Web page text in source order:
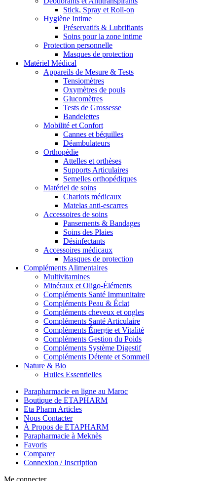
Stick, Spray et Roll-on
Hygiène Intime
Préservatifs & Lubrifiants
Soins pour la zone intime
Protection personnelle
Masques de protection
Matériel Médical
Appareils de Mesure & Tests
Tensiomètres
Oxymètres de pouls
Glucomètres
Tests de Grossesse
Bandelettes
Mobilité et Confort
Cannes et béquilles
Déambulateurs
Orthopédie
Attelles et orthèses
Supports Articulaires
Semelles orthopédiques
Matériel de soins
Chariots médicaux
Matelas anti-escarres
Accessoires de soins
Pansements & Bandages
Soins des Plaies
Désinfectants
Accessoires médicaux
Masques de protection
Compléments Alimentaires
Multivitamines
Minéraux et Oligo-Éléments
Compléments Santé Immunitaire
Compléments Peau & Éclat
Compléments cheveux et ongles
Compléments Santé Articulaire
Compléments Énergie et Vitalité
Compléments Gestion du Poids
Compléments Système Digestif
Compléments Détente et Sommeil
Nature & Bio
Huiles Essentielles
Parapharmacie en ligne au Maroc
Boutique de ETAPHARM
Eta Pharm Articles
Nous Contacter
À Propos de ETAPHARM
Parapharmacie à Meknès
Favoris
Comparer
Connexion / Inscription
Me connecter